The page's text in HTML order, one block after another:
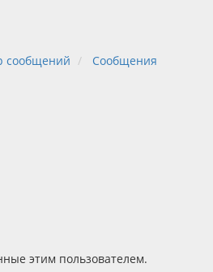
сообщений Сообщения
этим пользователем.